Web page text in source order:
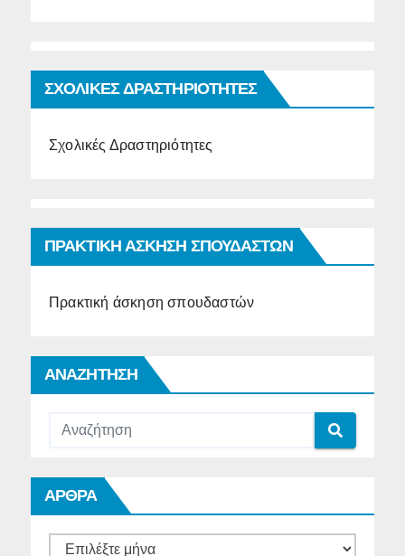
ΣΧΟΛΙΚΕΣ ΔΡΑΣΤΗΡΙΟΤΗΤΕΣ
Σχολικές Δραστηριότητες
ΠΡΑΚΤΙΚΗ ΑΣΚΗΣΗ ΣΠΟΥΔΑΣΤΩΝ
Πρακτική άσκηση σπουδαστών
ΑΝΑΖΗΤΗΣΗ
ΑΡΘΡΑ
ΑΡΘΡΑ